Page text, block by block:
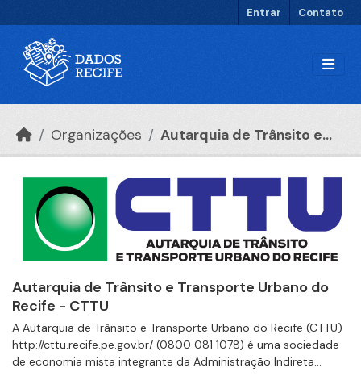
Entrar Contato
Organizações Autarquia de Trânsito e...
Autarquia de Trânsito e Transporte Urbano do
Recife - CTTU
A Autarquia de Trânsito e Transporte Urbano do Recife (CTTU)
http://cttu.recife.pe.gov.br/ (0800 081 1078) é uma sociedade
de economia mista integrante da Administração Indireta...